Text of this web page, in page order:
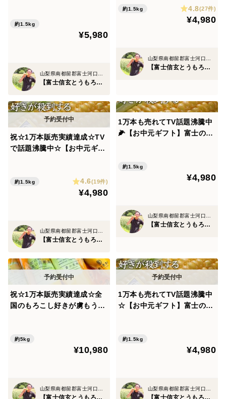
だからこそ私たちは、この純白を解禁するまで妥協しま
見た目も味も納得できるレベルへ到達した今だからこ
そ、自信を持ってお届けできます。
位置する、富士信玄シリーズの双璧。
食べ比べて初めて分かる、それぞれの個性と感動があり
ます。
さらに富士信玄シリーズは、
◆さとふる人気急上昇ランキング1位達成
◆TBS「ラヴィット！」で話題
◆累計1万本以上販売
◆全国の一流レストラン御用達
いております。
ください。
販売☆旬の甘い【朝どれ】ト
ウモロコシ🌽2027年7月下旬
約1.5kg
¥5,980
【富士信玄とうもろこし】大澤園
とうもろこし』特大4本約1.5
kg【お中元ギフト】【朝ど
約1.5kg 4.8(27件)
¥4,980
【富士信玄とうもろこし】大澤園
祝☆1万本販売実績達成☆TV
で話題沸騰中☆【お中元ギフ
大4本約1.5kg☆旬の甘いトウ
モロコシ【朝どれ】【8月中
約1.5kg 4.6(19件)
¥4,980
山梨県南都留郡富士河口湖町
【富士信玄とうもろこし】大澤園
1万本も売れてTV話題沸騰中
🌽【お中元ギフト】富士の恩
1.5kg 【朝どれ】【8月上旬
約1.5kg
¥4,980
山梨県南都留郡富士河口湖町
【富士信玄とうもろこし】大澤園
祝☆1万本販売実績達成☆全
国のもろこし好きが虜もう戻
玄とうもろこし』約5kg【朝
どれ】🌽8月中旬予約🌽
約5kg
¥10,980
【富士信玄とうもろこし】大澤園
1万本も売れてTV話題沸騰中
☆【お中元ギフト】富士の恩
1.5kg☆旬の甘いトウモロコ
シ【朝どれ】【8月下旬予
約1.5kg
¥4,980
【富士信玄とうもろこし】大澤園